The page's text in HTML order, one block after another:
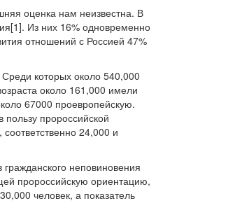
оценка нам неизвестна. В
Из них 16% одновременно
отношений с Россией 47%
которых около 540,000
около 161,000 имели
67000 проевропейскую.
пророссийской
24,000 и
неповиновения
пророссийскую ориентацию,
человек, а показатель